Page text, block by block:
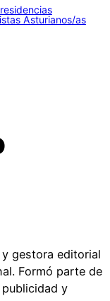
Asturianos/as
gestora editorial
Formó parte de
y